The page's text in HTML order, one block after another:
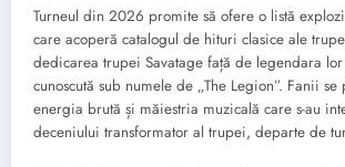
Turneul din 2026 promite să ofere o listă
care acoperă catalogul de hituri clasice ale
dedicarea trupei Savatage față de legendara
cunoscută sub numele de „The Legion”. Fanii se
energia brută și măiestria muzicală care s-au
deceniului transformator al trupei, departe de